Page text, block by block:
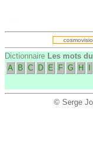
.
Dictionnaire Les mots
A
B C D E F G H
© Serge